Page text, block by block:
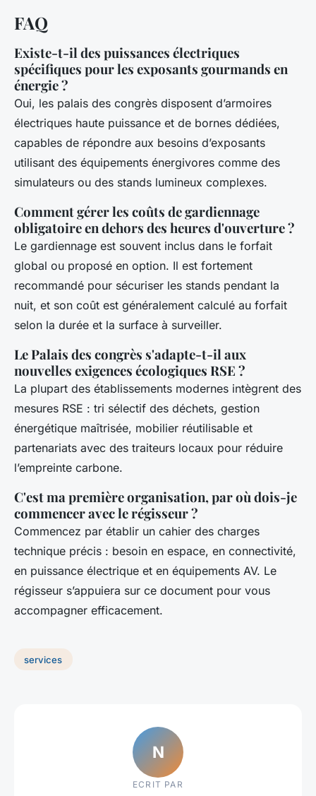
FAQ
Existe-t-il des puissances électriques
spécifiques pour les exposants gourmands en
énergie ?
Oui, les palais des congrès disposent d’armoires
électriques haute puissance et de bornes dédiées,
capables de répondre aux besoins d’exposants
utilisant des équipements énergivores comme des
simulateurs ou des stands lumineux complexes.
Comment gérer les coûts de gardiennage
obligatoire en dehors des heures d'ouverture ?
Le gardiennage est souvent inclus dans le forfait
global ou proposé en option. Il est fortement
recommandé pour sécuriser les stands pendant la
nuit, et son coût est généralement calculé au forfait
selon la durée et la surface à surveiller.
Le Palais des congrès s'adapte-t-il aux
nouvelles exigences écologiques RSE ?
La plupart des établissements modernes intègrent des
mesures RSE : tri sélectif des déchets, gestion
énergétique maîtrisée, mobilier réutilisable et
partenariats avec des traiteurs locaux pour réduire
l’empreinte carbone.
C'est ma première organisation, par où dois-je
commencer avec le régisseur ?
Commencez par établir un cahier des charges
technique précis : besoin en espace, en connectivité,
en puissance électrique et en équipements AV. Le
régisseur s’appuiera sur ce document pour vous
accompagner efficacement.
services
N
ECRIT PAR